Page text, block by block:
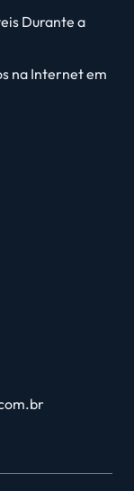
Durante a
na Internet em